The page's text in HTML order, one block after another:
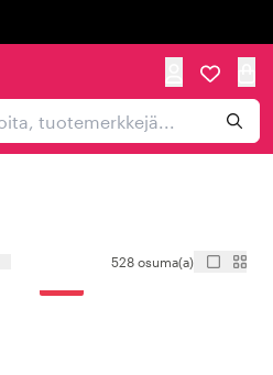
528 osuma(a)